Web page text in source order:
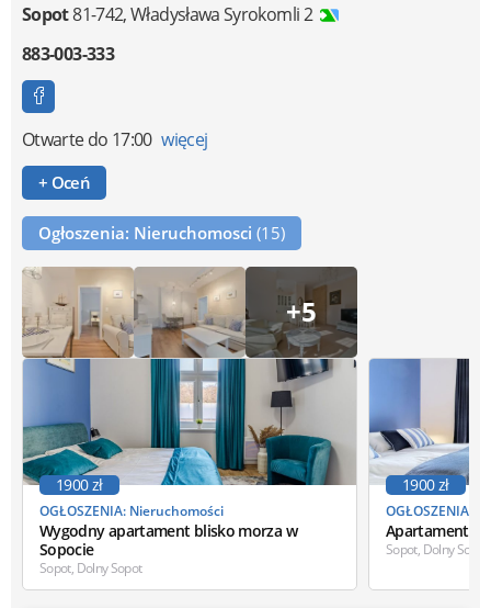
Sopot81-742,Władysława Syrokomli 2
883-003-333
Otwartedo 17:00 więcej
+ Oceń
Ogłoszenia: Nieruchomosci (15)
+5
OGŁOSZENIA: Nieruchomości
Wygodny apartament blisko morza w
Sopocie
1900 zł
Sopot, Dolny Sopot
OGŁOSZENIA:
Apartament
1900 zł
Sopot, Dolny Sopot